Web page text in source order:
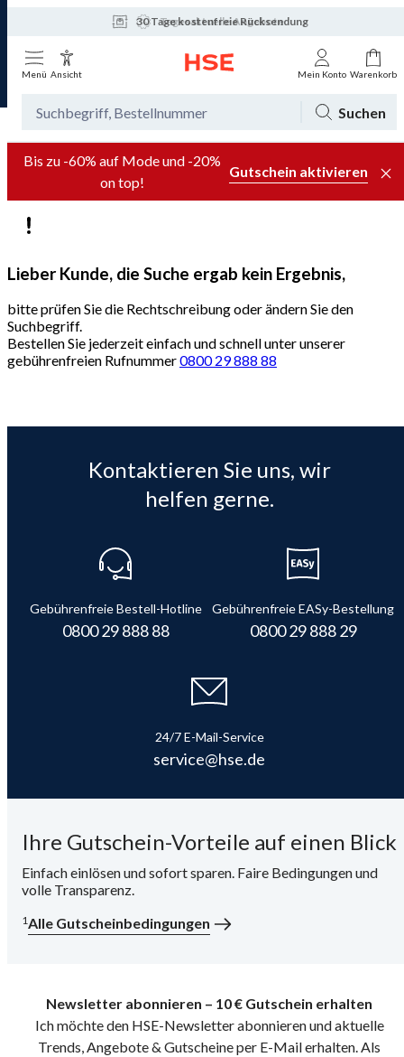
30 Tage kostenfreie Rücksendung
Tagesaktuelle Angebote
Menü Ansicht Mein Konto Warenkorb
Suchen
Bis zu -60% auf Mode und -20%
on top!
Gutschein aktivieren
Lieber Kunde, die Suche ergab kein Ergebnis,
bitte prüfen Sie die Rechtschreibung oder ändern Sie den
Suchbegriff.
Bestellen Sie jederzeit einfach und schnell unter unserer
gebührenfreien Rufnummer0800 29 888 88
Kontaktieren Sie uns, wir
helfen gerne.
Gebührenfreie Bestell-Hotline
0800 29 888 88
Gebührenfreie EASy-Bestellung
0800 29 888 29
24/7 E-Mail-Service
service@hse.de
Ihre Gutschein-Vorteile auf einen Blick
Einfach einlösen und sofort sparen. Faire Bedingungen und
volle Transparenz.
1Alle Gutscheinbedingungen
Newsletter abonnieren – 10 € Gutschein erhalten
Ich möchte den HSE-Newsletter abonnieren und aktuelle
Trends, Angebote & Gutscheine per E-Mail erhalten. Als